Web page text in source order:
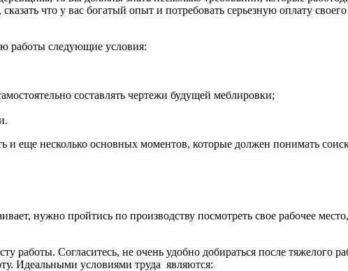
что у вас богатый опыт и потребовать серьезную оплату
работы следующие условия:
составлять чертежи будущей меблировки;
еще несколько основных моментов, которые должен понимать
нужно пройтись по производству посмотреть свое рабочее
работы. Согласитесь, не очень удобно добираться после тяжелого
Идеальными условиями труда являются: